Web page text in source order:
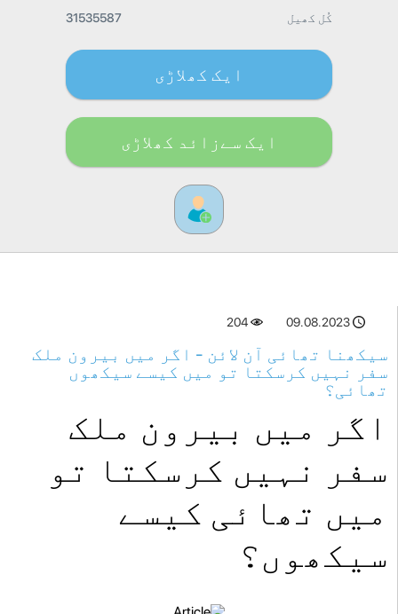
کُل کھیل 31535587
ایک کھلاڑی
ایک سےزائد کھلاڑی
09.08.2023
204
سیکھنا تھائی آن لائن - اگر میں بیرون ملک
سفر نہیں کرسکتا تو میں کیسے سیکھوں
تھائی؟
اگر میں بیرون ملک
سفر نہیں کرسکتا تو
میں تھائی کیسے
سیکھوں؟